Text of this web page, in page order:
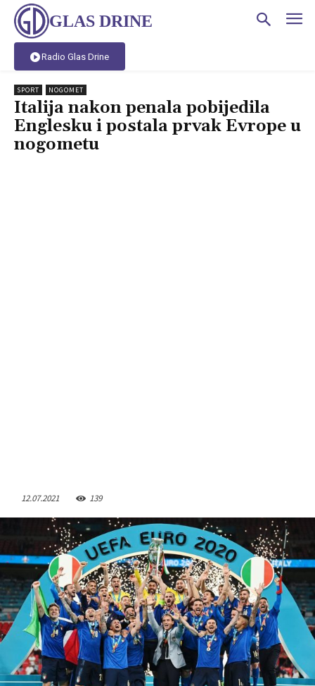
GLAS DRINE
Radio Glas Drine
SPORT NOGOMET
Italija nakon penala pobijedila
Englesku i postala prvak Evrope u
nogometu
12.07.2021 139